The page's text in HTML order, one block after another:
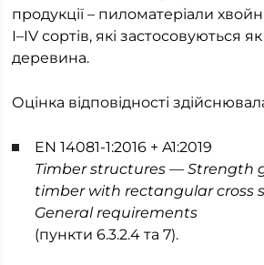
продукції – пиломатеріали
І–IV сортів, які застосовуються
деревина.
Оцінка відповідності
EN 14081-1:2016 + A1:2019
Timber structures — Strength
timber with rectangular cross
General requirements
(пункти 6.3.2.4 та 7).